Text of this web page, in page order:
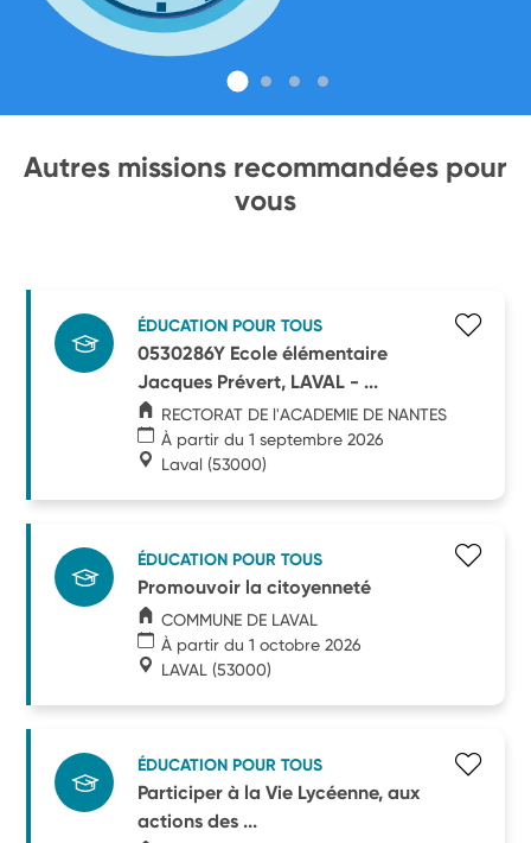
Autres missions recommandées pour
vous
ÉDUCATION POUR TOUS
0530286Y Ecole élémentaire
Jacques Prévert, LAVAL - ...
RECTORAT DE l'ACADEMIE DE NANTES
À partir du 1 septembre 2026
Laval (53000)
ÉDUCATION POUR TOUS
Promouvoir la citoyenneté
COMMUNE DE LAVAL
À partir du 1 octobre 2026
LAVAL (53000)
ÉDUCATION POUR TOUS
Participer à la Vie Lycéenne, aux
actions des ...